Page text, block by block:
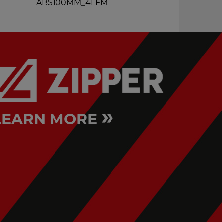
ABS100MM_4LFM
MORE »